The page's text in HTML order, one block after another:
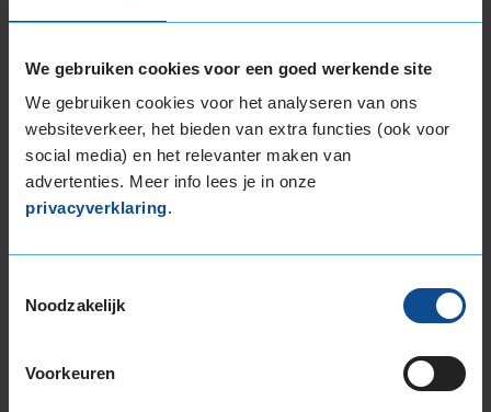
We gebruiken cookies voor een goed werkende site
We gebruiken cookies voor het analyseren van ons
websiteverkeer, het bieden van extra functies (ook voor
social media) en het relevanter maken van
advertenties. Meer info lees je in onze
privacyverklaring.
Noodzakelijk
Voorkeuren
205/40R18 86Y EXTRALOAD
225/40R18 92Y EXTRALOAD
225/40R18 92Y EXTRALOAD
225/40R18 92Y EXTRALOAD
225/40R18 92Y EXTRALOAD
225/45R18 91Y EXTRALOAD
225/45R18 95Y EXTRALOAD